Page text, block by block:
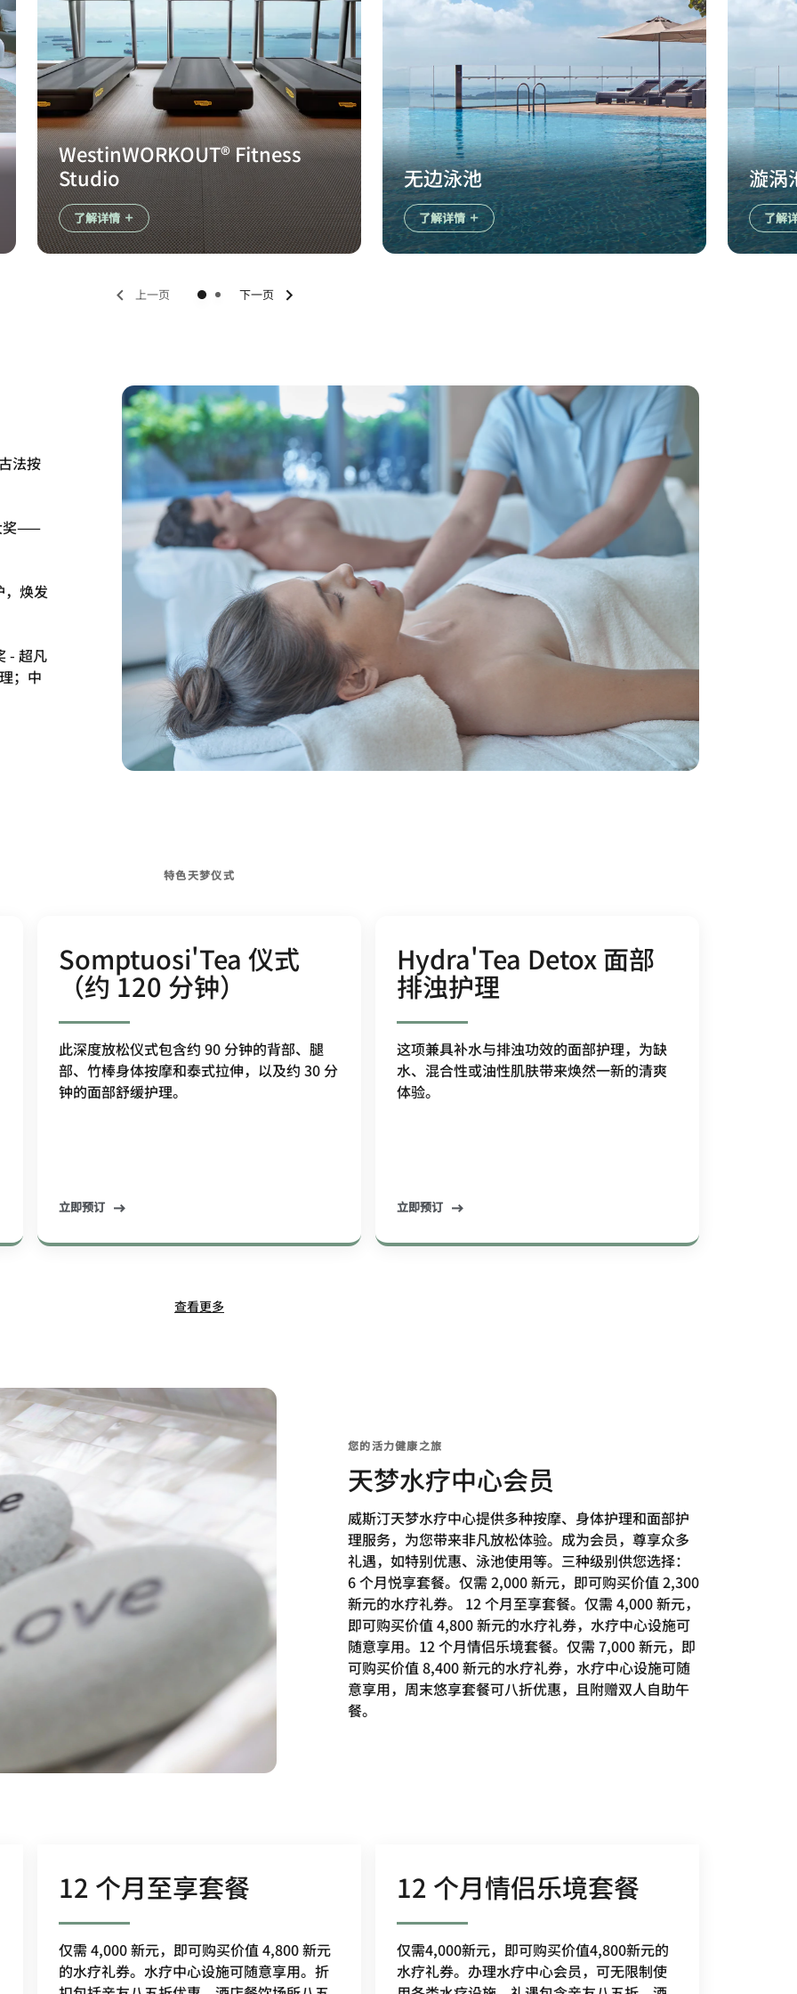
WestinWORKOUT® Fitness
Studio
了解详情
无边泳池
了解详情
漩涡
了解
上一页 下一页
法按
奖——
焕发
- 超凡
；中
特色天梦仪式
Somptuosi'Tea 仪式
（约 120 分钟）
此深度放松仪式包含约 90 分钟的背部、腿
部、竹棒身体按摩和泰式拉伸，以及约 30 分
钟的面部舒缓护理。
立即预订
Hydra'Tea Detox 面部
排浊护理
这项兼具补水与排浊功效的面部护理，为缺
水、混合性或油性肌肤带来焕然一新的清爽
体验。
立即预订
查看更多
您的活力健康之旅
天梦水疗中心会员
威斯汀天梦水疗中心提供多种按摩、身体护理和面部护
理服务，为您带来非凡放松体验。成为会员，尊享众多
礼遇，如特别优惠、泳池使用等。三种级别供您选择：
6 个月悦享套餐。仅需 2,000 新元，即可购买价值 2,300
新元的水疗礼券。 12 个月至享套餐。仅需 4,000 新元，
即可购买价值 4,800 新元的水疗礼券，水疗中心设施可
随意享用。12 个月情侣乐境套餐。仅需 7,000 新元，即
可购买价值 8,400 新元的水疗礼券，水疗中心设施可随
意享用，周末悠享套餐可八折优惠，且附赠双人自助午
餐。
12 个月至享套餐
仅需 4,000 新元，即可购买价值 4,800 新元
的水疗礼券。水疗中心设施可随意享用。折
12 个月情侣乐境套餐
仅需4,000新元，即可购买价值4,800新元的
水疗礼券。办理水疗中心会员，可无限制使